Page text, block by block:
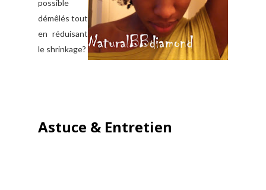
possible
démêlés tout
en réduisant
le shrinkage?
Astuce & Entretien